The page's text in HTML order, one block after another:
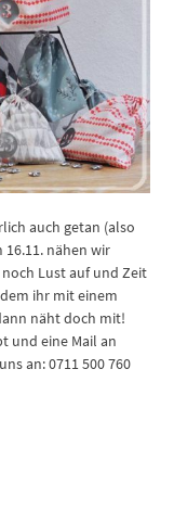
auch getan (also
nähen wir
Lust auf und Zeit
ihr mit einem
näht doch mit!
und eine Mail an
an: 0711 500 760